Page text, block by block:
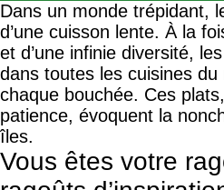
Dans un monde trépidant,
d’une cuisson lente. À la
et d’une infinie diversité,
dans toutes les cuisines
chaque bouchée. Ces
patience, évoquent la
îles.
Vous êtes votre